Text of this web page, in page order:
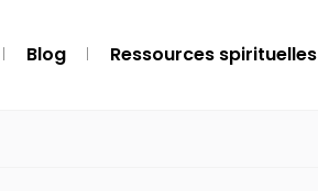
Blog Ressources spirituelles